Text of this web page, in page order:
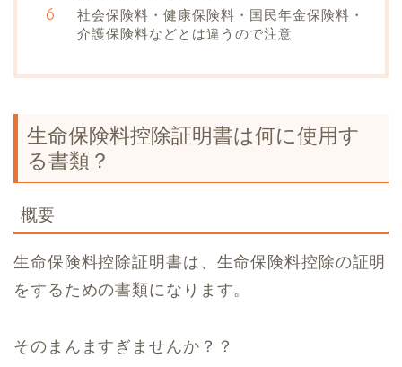
社会保険料・健康保険料・国民年金保険料・
介護保険料などとは違うので注意
生命保険料控除証明書は何に使用す
る書類？
概要
生命保険料控除証明書は、生命保険料控除の証明
をするための書類になります。
そのまんますぎませんか？？